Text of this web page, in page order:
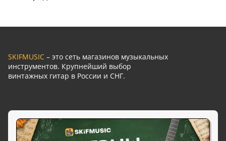
SKIFMUSIC – это сеть магазинов музыкальных
инструментов. Крупнейший выбор
винтажных гитар в России и СНГ.